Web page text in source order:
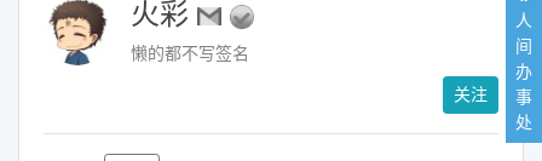
火彩
懒的都不写签名
关注
人
间
办
事
处